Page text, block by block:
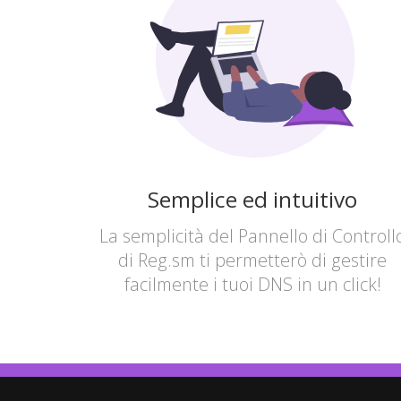
Semplice ed intuitivo
La semplicità del Pannello di
di Reg.sm ti permetterò di gestire
facilmente i tuoi DNS in un click!